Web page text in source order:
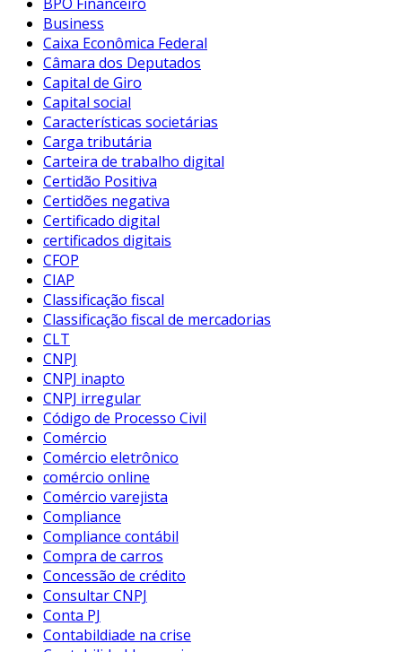
Business
Caixa Econômica Federal
Câmara dos Deputados
Capital de Giro
Capital social
Características societárias
Carga tributária
Carteira de trabalho digital
Certidão Positiva
Certidões negativa
Certificado digital
certificados digitais
CFOP
CIAP
Classificação fiscal
Classificação fiscal de mercadorias
CLT
CNPJ
CNPJ inapto
CNPJ irregular
Código de Processo Civil
Comércio
Comércio eletrônico
comércio online
Comércio varejista
Compliance
Compliance contábil
Compra de carros
Concessão de crédito
Consultar CNPJ
Conta PJ
Contabildiade na crise